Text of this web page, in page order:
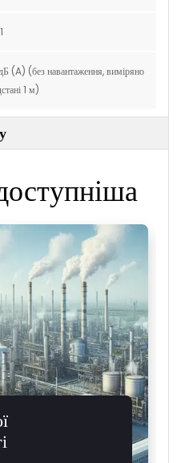
(A) (без навантаження, виміряно
1 м)